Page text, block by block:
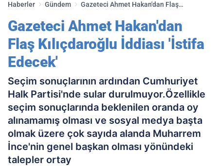
Haberler Gündem
Gazeteci Ahmet Hakan'dan Flaş
Gazeteci Ahmet Hakan'dan
Flaş Kılıçdaroğlu İddiası 'İstifa
Edecek'
Seçim sonuçlarının ardından Cumhuriyet
Halk Partisi'nde sular durulmuyor.Özellikle
seçim sonuçlarında beklenilen oranda oy
alınamamış olması ve sosyal medya başta
olmak üzere çok sayıda alanda Muharrem
İnce'nin genel başkan olması yönündeki
talepler ortay